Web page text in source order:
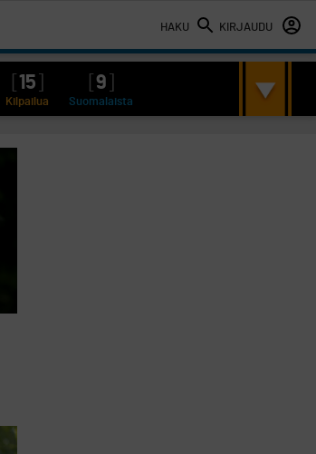
HAKU KIRJAUDU
15 9
Kilpailua Suomalaista